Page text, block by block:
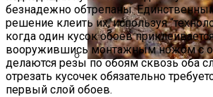
Стратификация
безнадежно обтрепаны.
решение клеить их, используя
когда один кусок обоев
вооружившись монтажным ножом с
делаются резы по обоям сквозь оба
отрезать кусочек обязательно
первый слой обоев.